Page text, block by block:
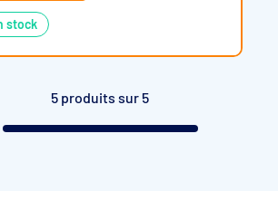
stock
5 produits sur 5